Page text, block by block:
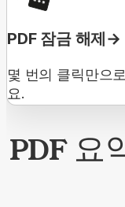
PDF 잠금 해제
몇 번의 클릭만으
요.
PDF 요